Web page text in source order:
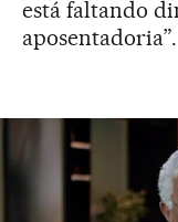
está faltando
aposentadoria”.